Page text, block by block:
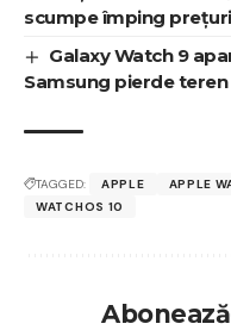
scumpe împing
Galaxy Watch 9
Samsung pierde
TAGGED: APPLE APPLE
WATCHOS 10